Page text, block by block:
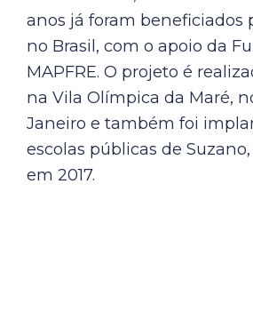
anos já foram beneficiados
no Brasil, com o apoio da
MAPFRE. O projeto é
na Vila Olímpica da Maré,
Janeiro e também foi
escolas públicas de
em 2017.